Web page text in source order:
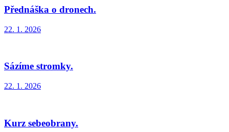
Přednáška o dronech.
22. 1. 2026
Sázíme stromky.
22. 1. 2026
Kurz sebeobrany.